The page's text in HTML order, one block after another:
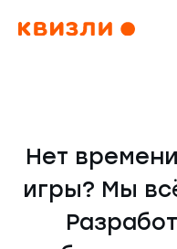
Нет
игры? Мы